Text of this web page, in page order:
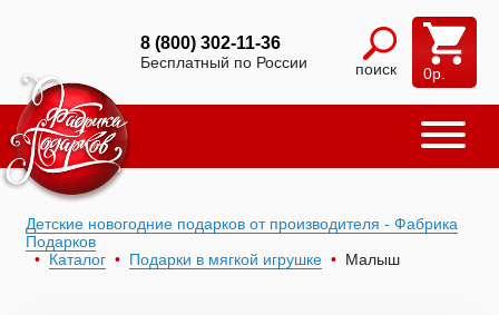
8 (800) 302-11-36
Бесплатный по России поиск 0р.
Детские новогодние подарков от производителя - Фабрика
Подарков
Каталог
Подарки в мягкой игрушке Малыш